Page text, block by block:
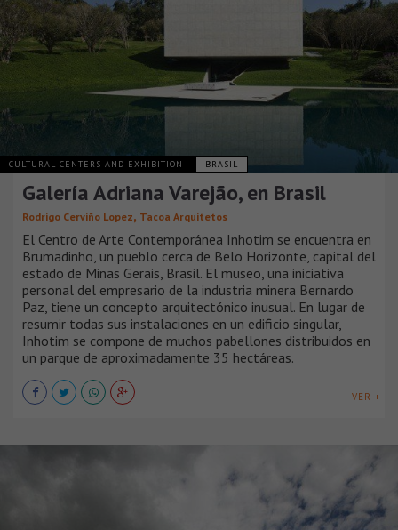
CULTURAL CENTERS AND EXHIBITION BRASIL
Galería Adriana Varejão, en Brasil
Rodrigo Cerviño Lopez, Tacoa Arquitetos
El Centro de Arte Contemporánea Inhotim se encuentra en
Brumadinho, un pueblo cerca de Belo Horizonte, capital del
estado de Minas Gerais, Brasil. El museo, una iniciativa
personal del empresario de la industria minera Bernardo
Paz, tiene un concepto arquitectónico inusual. En lugar de
resumir todas sus instalaciones en un edificio singular,
Inhotim se compone de muchos pabellones distribuidos en
un parque de aproximadamente 35 hectáreas.
VER +